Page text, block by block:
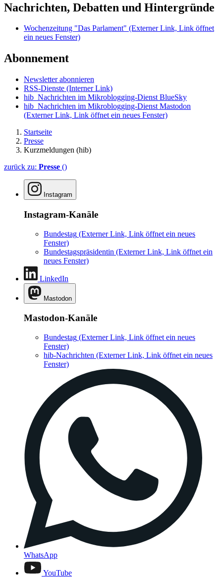
Nachrichten, Debatten und Hintergründe
Wochenzeitung "Das Parlament" (Externer Link, Link öffnet
ein neues Fenster)
Abonnement
Newsletter abonnieren
RSS-Dienste (Interner Link)
hib_Nachrichten im Mikroblogging-Dienst BlueSky
hib_Nachrichten im Mikroblogging-Dienst Mastodon
(Externer Link, Link öffnet ein neues Fenster)
Startseite
Presse
Kurzmeldungen (hib)
zurück zu: Presse ()
Instagram
Instagram-Kanäle
Bundestag (Externer Link, Link öffnet ein neues
Fenster)
Bundestagspräsidentin (Externer Link, Link öffnet ein
neues Fenster)
LinkedIn
Mastodon
Mastodon-Kanäle
Bundestag (Externer Link, Link öffnet ein neues
Fenster)
hib-Nachrichten (Externer Link, Link öffnet ein neues
Fenster)
WhatsApp
YouTube